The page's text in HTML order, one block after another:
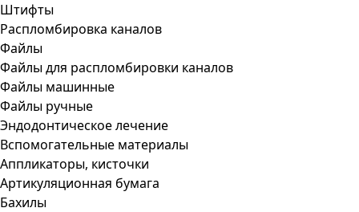
Штифты
Распломбировка каналов
Файлы
Файлы для распломбировки каналов
Файлы машинные
Файлы ручные
Эндодонтическое лечение
Вспомогательные материалы
Аппликаторы, кисточки
Артикуляционная бумага
Бахилы